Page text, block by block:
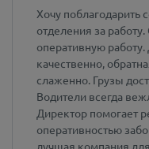
Хочу поблагодарить
отделения за
оперативную
качественно,
слаженно. Грузы
Водители всегда
Директор помогает
оперативностью
лучшая компания